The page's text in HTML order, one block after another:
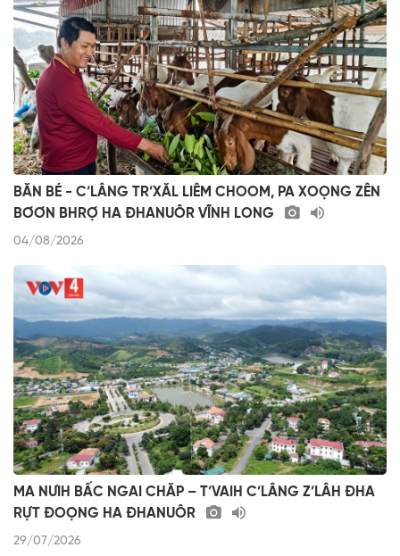
BĂN BÉ - C’LÂNG TR’XĂL LIÊM CHOOM, PA XOỌNG ZÊN
BƠƠN BHRỢ HA ĐHANUÔR VĨNH LONG
04/08/2026
MA NƯIH BẤC NGAI CHĂP – T’VAIH C’LÂNG Z’LÂH ĐHA
RỰT ĐOỌNG HA ĐHANUÔR
29/07/2026